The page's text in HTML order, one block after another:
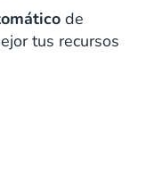
de
tus recursos